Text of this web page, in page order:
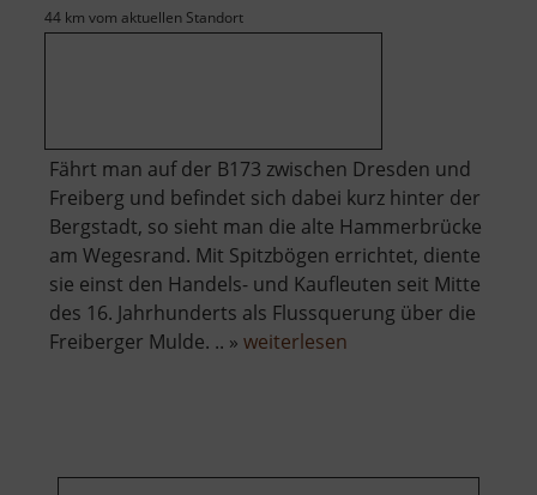
44 km vom aktuellen Standort
Fährt man auf der B173 zwischen Dresden und
Freiberg und befindet sich dabei kurz hinter der
Bergstadt, so sieht man die alte Hammerbrücke
am Wegesrand. Mit Spitzbögen errichtet, diente
sie einst den Handels- und Kaufleuten seit Mitte
des 16. Jahrhunderts als Flussquerung über die
Freiberger Mulde. .. » weiterlesen